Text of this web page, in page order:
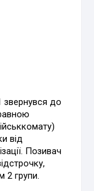
до
від
Позивач
2 групи.